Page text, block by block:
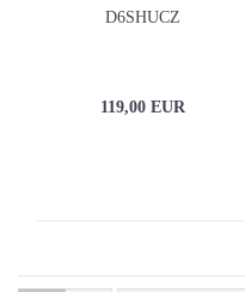
D6SHUCZ
119,00 EUR